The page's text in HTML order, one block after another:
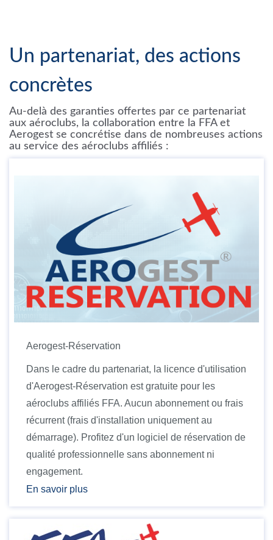
Un partenariat, des actions
concrètes
Au-delà des garanties offertes par ce partenariat
aux aéroclubs, la collaboration entre la FFA et
Aerogest se concrétise dans de nombreuses actions
au service des aéroclubs affiliés :
Aerogest-Réservation
Dans le cadre du partenariat, la licence d'utilisation
d'Aerogest-Réservation est gratuite pour les
aéroclubs affiliés FFA. Aucun abonnement ou frais
récurrent (frais d'installation uniquement au
démarrage). Profitez d'un logiciel de réservation de
qualité professionnelle sans abonnement ni
engagement.
En savoir plus